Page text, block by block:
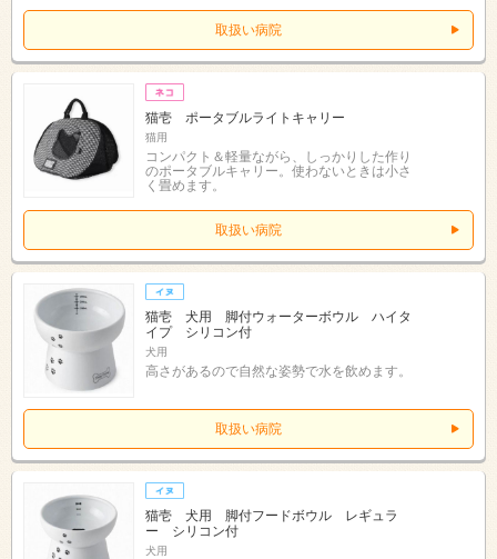
取扱い病院
猫壱 ポータブルライトキャリー
猫用
コンパクト＆軽量ながら、しっかりした作り
のポータブルキャリー。使わないときは小さ
く畳めます。
取扱い病院
猫壱 犬用 脚付ウォーターボウル ハイタ
イプ シリコン付
犬用
高さがあるので自然な姿勢で水を飲めます。
取扱い病院
猫壱 犬用 脚付フードボウル レギュラ
ー シリコン付
犬用